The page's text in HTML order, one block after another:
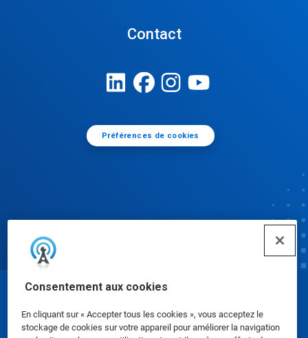
Consentement aux cookies
En cliquant sur « Accepter tous les cookies », vous acceptez le
stockage de cookies sur votre appareil pour améliorer la navigation
Contact
Préférences de cookies